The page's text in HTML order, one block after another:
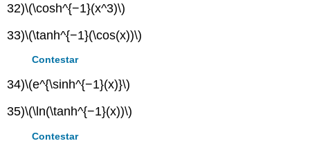
32)\(\cosh^{−1}(x^3)\)
33)\(\tanh^{−1}(\cos(x))\)
Contestar
34)\(e^{\sinh^{−1}(x)}\)
35)\(\ln(\tanh^{−1}(x))\)
Contestar